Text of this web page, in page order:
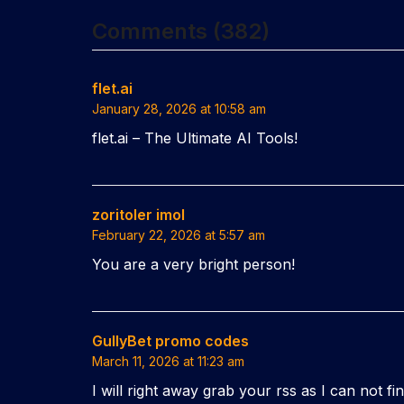
Comments (382)
flet.ai
January 28, 2026 at 10:58 am
flet.ai – The Ultimate AI Tools!
zoritoler imol
February 22, 2026 at 5:57 am
You are a very bright person!
GullyBet promo codes
March 11, 2026 at 11:23 am
I will right away grab your rss as I can not